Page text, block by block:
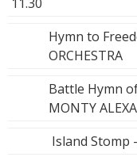
Hymn to
ORCHESTRA
Battle Hymn
MONTY
Island Stomp